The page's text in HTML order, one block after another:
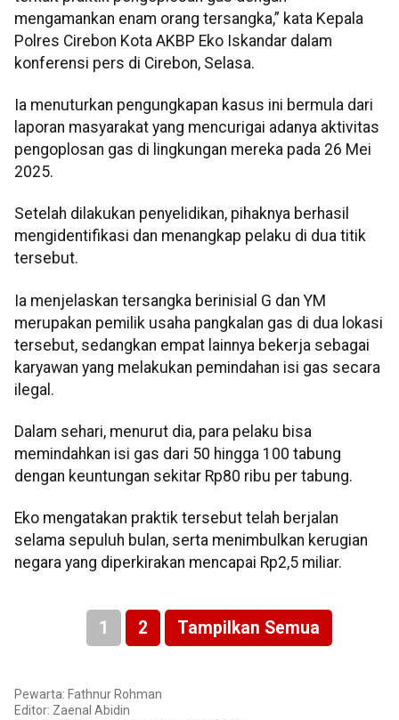
mengamankan enam orang tersangka,” kata Kepala
Polres Cirebon Kota AKBP Eko Iskandar dalam
konferensi pers di Cirebon, Selasa.
Ia menuturkan pengungkapan kasus ini bermula dari
laporan masyarakat yang mencurigai adanya aktivitas
pengoplosan gas di lingkungan mereka pada 26 Mei
2025.
Setelah dilakukan penyelidikan, pihaknya berhasil
mengidentifikasi dan menangkap pelaku di dua titik
tersebut.
Ia menjelaskan tersangka berinisial G dan YM
merupakan pemilik usaha pangkalan gas di dua lokasi
tersebut, sedangkan empat lainnya bekerja sebagai
karyawan yang melakukan pemindahan isi gas secara
ilegal.
Dalam sehari, menurut dia, para pelaku bisa
memindahkan isi gas dari 50 hingga 100 tabung
dengan keuntungan sekitar Rp80 ribu per tabung.
Eko mengatakan praktik tersebut telah berjalan
selama sepuluh bulan, serta menimbulkan kerugian
negara yang diperkirakan mencapai Rp2,5 miliar.
1 2 Tampilkan Semua
Pewarta: Fathnur Rohman
Editor: Zaenal Abidin